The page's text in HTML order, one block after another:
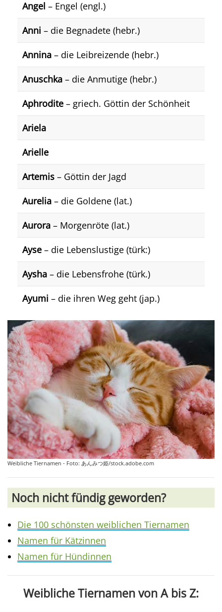
Angel – Engel (engl.)
Anni – die Begnadete (hebr.)
Annina – die Leibreizende (hebr.)
Anuschka – die Anmutige (hebr.)
Aphrodite – griech. Göttin der Schönheit
Ariela
Arielle
Artemis – Göttin der Jagd
Aurelia – die Goldene (lat.)
Aurora – Morgenröte (lat.)
Ayse – die Lebenslustige (türk:)
Aysha – die Lebensfrohe (türk.)
Ayumi – die ihren Weg geht (jap.)
Weibliche Tiernamen - Foto: あんみつ姫/stock.adobe.com
Noch nicht fündig geworden?
Die 100 schönsten weiblichen Tiernamen
Namen für Kätzinnen
Namen für Hündinnen
Weibliche Tiernamen von A bis Z: